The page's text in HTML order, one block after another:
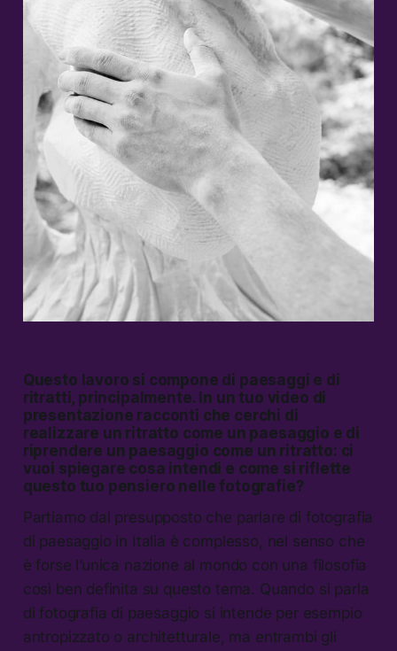
Questo lavoro si compone di paesaggi e di
ritratti, principalmente. In un tuo video di
presentazione racconti che cerchi di
realizzare un ritratto come un paesaggio e di
riprendere un paesaggio come un ritratto: ci
vuoi spiegare cosa intendi e come si riflette
questo tuo pensiero nelle fotografie?
Partiamo dal presupposto che parlare di fotografia
di paesaggio in Italia è complesso, nel senso che
è forse l’unica nazione al mondo con una filosofia
così ben definita su questo tema. Quando si parla
di fotografia di paesaggio si intende per esempio
antropizzato o architetturale, ma entrambi gli